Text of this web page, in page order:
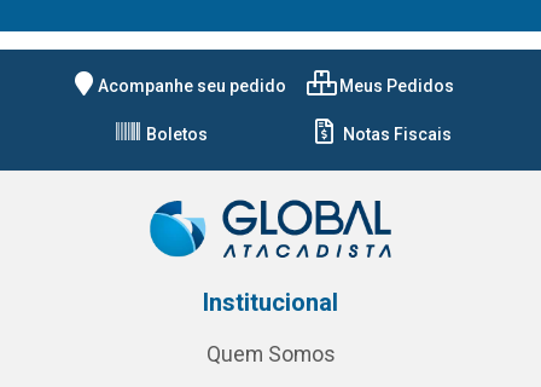
Acompanhe seu pedido Meus Pedidos
Boletos Notas Fiscais
Institucional
Quem Somos